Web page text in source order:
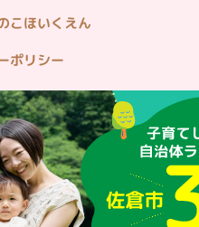
こほいくえん
ポリシー